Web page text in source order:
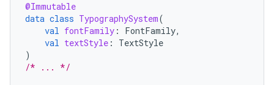
@Immutable
data class TypographySystem(
val fontFamily : FontFamily,
val textStyle :
TextStyle
)
/* ... */